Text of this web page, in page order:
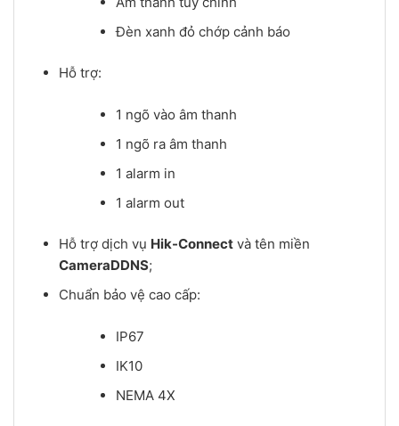
Đèn xanh đỏ chớp cảnh báo
Hỗ trợ:
1 ngõ vào âm thanh
1 ngõ ra âm thanh
1 alarm in
1 alarm out
Hỗ trợ dịch vụ Hik-Connectvà tên miền
CameraDDNS;
Chuẩn bảo vệ cao cấp:
IP67
IK10
NEMA 4X